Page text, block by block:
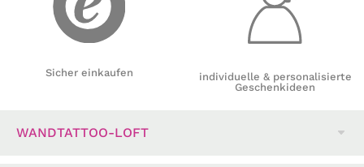
Sicher einkaufen
individuelle & personalisierte
Geschenkideen
WANDTATTOO-LOFT